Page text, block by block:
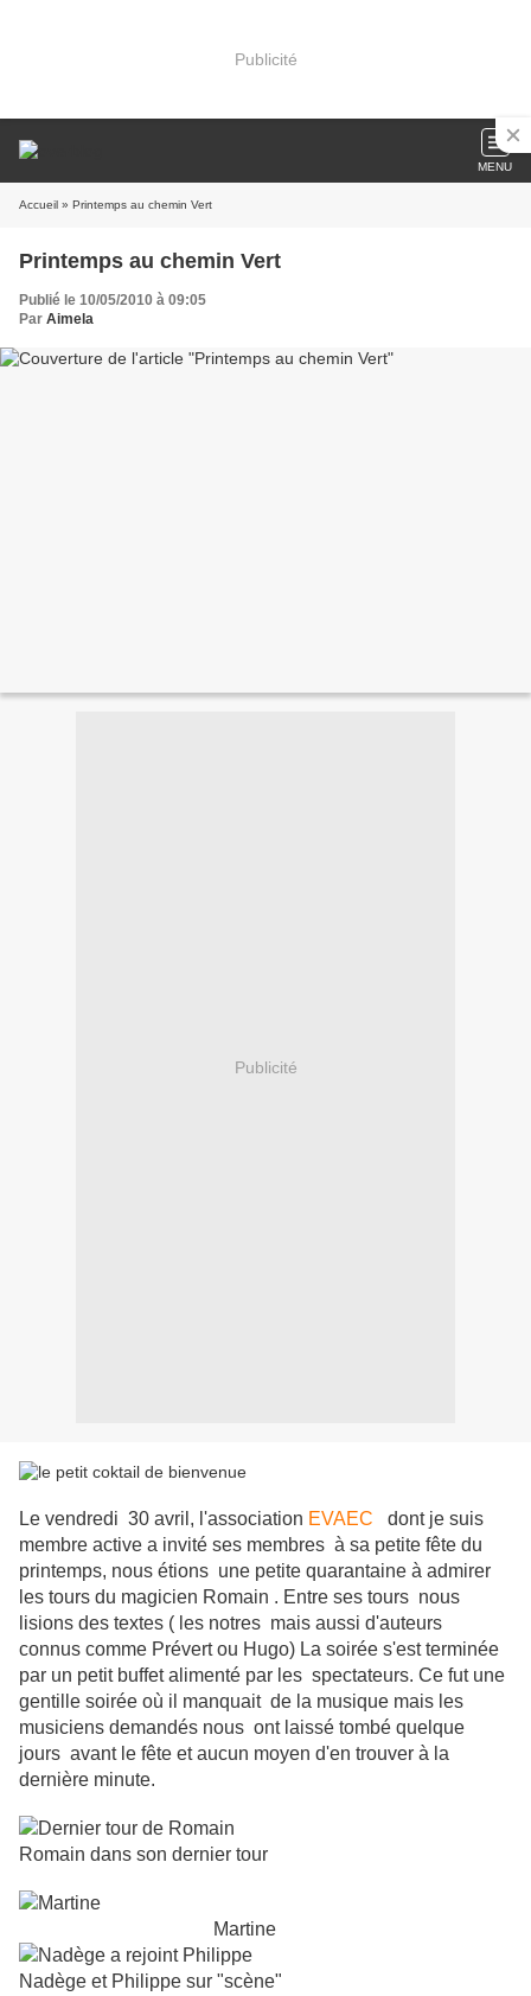
Publicité
MENU
Accueil » Printemps au chemin Vert
Printemps au chemin Vert
Publié le 10/05/2010 à 09:05
Par Aimela
Publicité
Le vendredi 30 avril, l'association EVAEC dont je suis
membre active a invité ses membres à sa petite fête du
printemps, nous étions une petite quarantaine à admirer
les tours du magicien Romain . Entre ses tours nous
lisions des textes ( les notres mais aussi d'auteurs
connus comme Prévert ou Hugo) La soirée s'est terminée
par un petit buffet alimenté par les spectateurs. Ce fut une
gentille soirée où il manquait de la musique mais les
musiciens demandés nous ont laissé tombé quelque
jours avant le fête et aucun moyen d'en trouver à la
dernière minute.
Romain dans son dernier tour
Martine
Nadège et Philippe sur "scène"